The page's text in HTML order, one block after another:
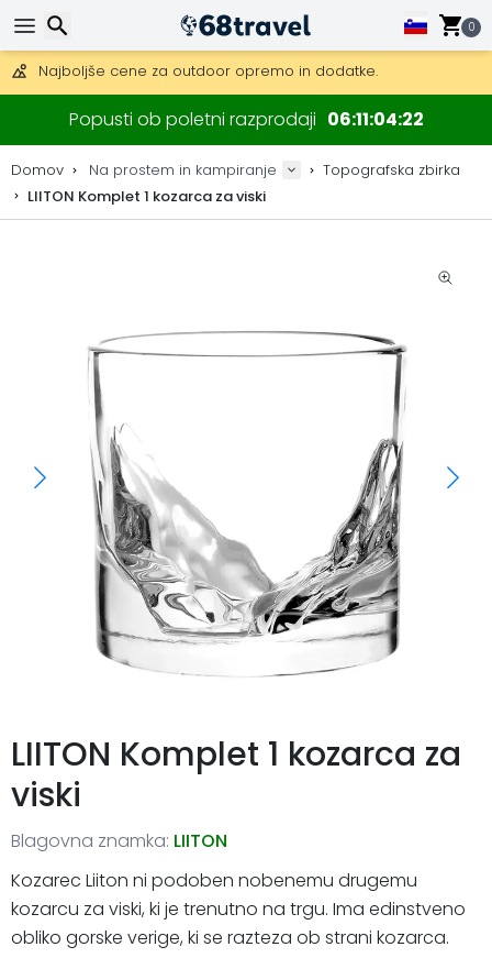
0
Pridobite brezplačno dostavo na naročila nad 149 €.
Na voljo je tudi DHL Express čez noč.
30 dni za vračilo, 90 dni za lesene zemljevide in dekoracije.
Popusti ob poletni razprodaji 06110421
Domov Na prostem in kampiranje
Topografska zbirka
LIITON Komplet 1 kozarca za viski
LIITON Komplet 1 kozarca za
viski
Blagovna znamka: LIITON
Kozarec Liiton ni podoben nobenemu drugemu
kozarcu za viski, ki je trenutno na trgu. Ima edinstveno
obliko gorske verige, ki se razteza ob strani kozarca.
Iskanje